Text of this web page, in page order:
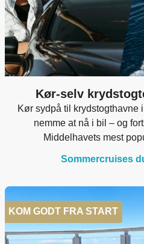
Kør-selv
Kør sydpå til krydstogthavne
nemme at nå i bil – og
Middelhavets mest
Sommercruises
KOM GODT FRA START